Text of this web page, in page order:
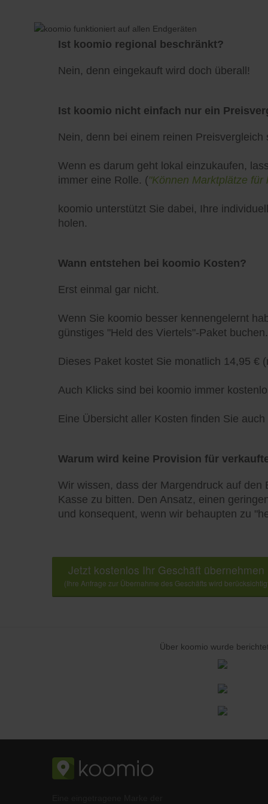
Ist koomio regional beschränkt?
Nein, denn eingekauft wird doch überall!
Ist koomio nicht einfach nur ein
Nein, denn bei einem reinen
Wenn es darum geht lokal einzukaufen,
immer eine Rolle. ("Können Marktplätze
koomio unterstützt Sie dabei, Ihre
holen.
Wann entstehen bei koomio Kosten?
Erst einmal gar nicht.
Wenn Sie koomio besser kennengelernt
günstiges "Held des Viertels"-Paket buchen.
Dieses Paket kostet Sie monatlich 14,95 €
Auch Klicks sind bei koomio immer
Eine Übersicht aller Kosten finden Sie
Warum wird keine Provision für
Wir wissen, dass der Margendruck auf
Kasse zu bitten. Den Ansatz, einen
und konsequent, wenn wir behaupten zu
Jetzt kostenlos Ihr Geschäft übernehmen
(Ihre Anfrage zur Übernahme des Geschäfts wird
Über koomio wurde